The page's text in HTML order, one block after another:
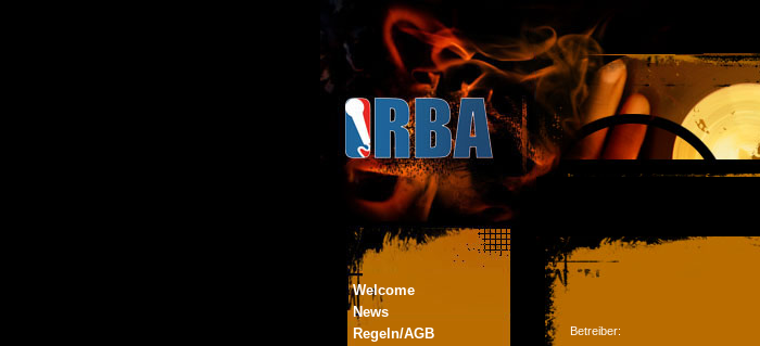
Welcome
News
Regeln/AGB
Betreiber: